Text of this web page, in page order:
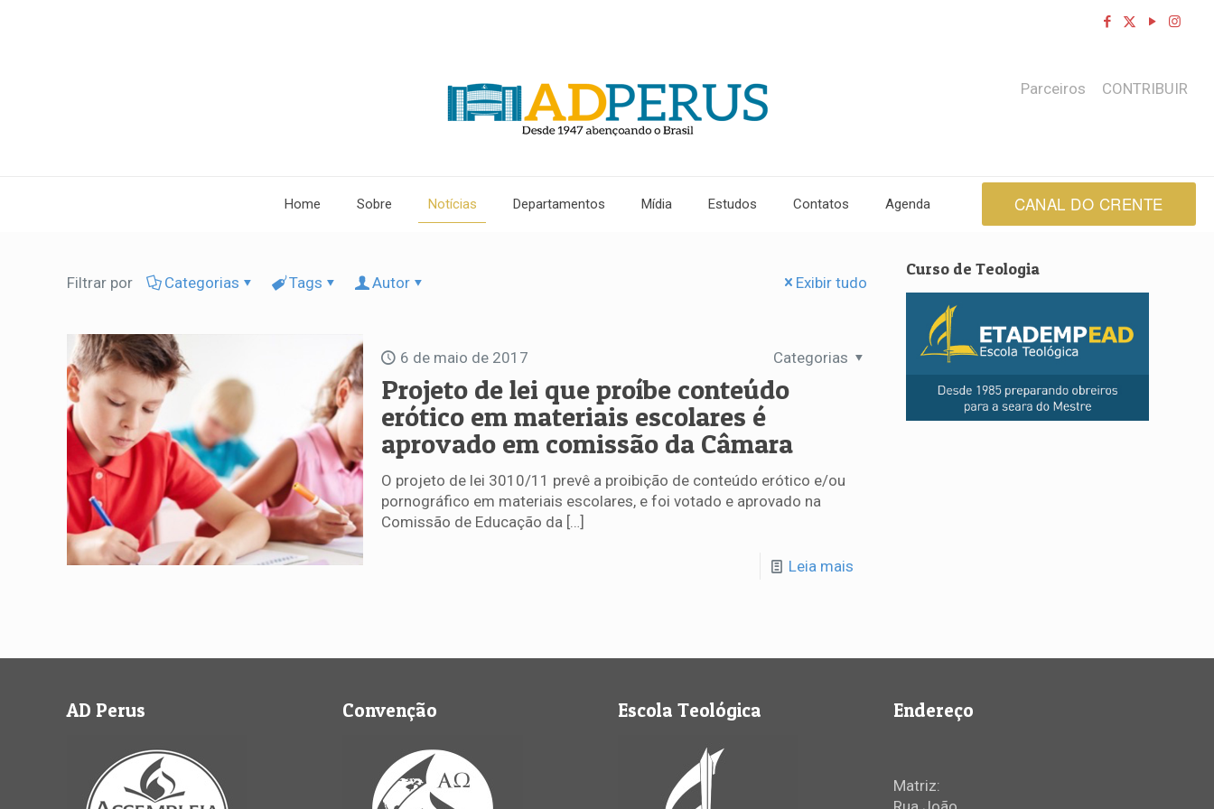
Home Sobre Notícias Departamentos Mídia Estudos Contatos Agenda
Parceiros CONTRIBUIR
CANAL DO CRENTE
Filtrar por Categorias Tags Autor Exibir tudo
6 de maio de 2017 Categorias
Projeto de lei que proíbe conteúdo
erótico em materiais escolares é
aprovado em comissão da Câmara
O projeto de lei 3010/11 prevê a proibição de conteúdo erótico e/ou
pornográfico em materiais escolares, e foi votado e aprovado na
Comissão de Educação da[…]
Leia mais
Curso de Teologia
AD Perus Convenção Escola Teológica Endereço
Matriz: